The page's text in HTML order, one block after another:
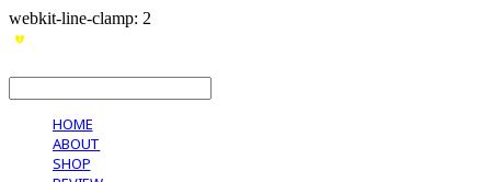
webkit-line-clamp: 2
HOME
ABOUT
SHOP